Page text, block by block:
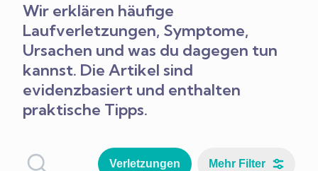
Wir erklären häufige
Laufverletzungen, Symptome,
Ursachen und was du dagegen tun
kannst. Die Artikel sind
evidenzbasiert und enthalten
praktische Tipps.
Verletzungen Mehr Filter